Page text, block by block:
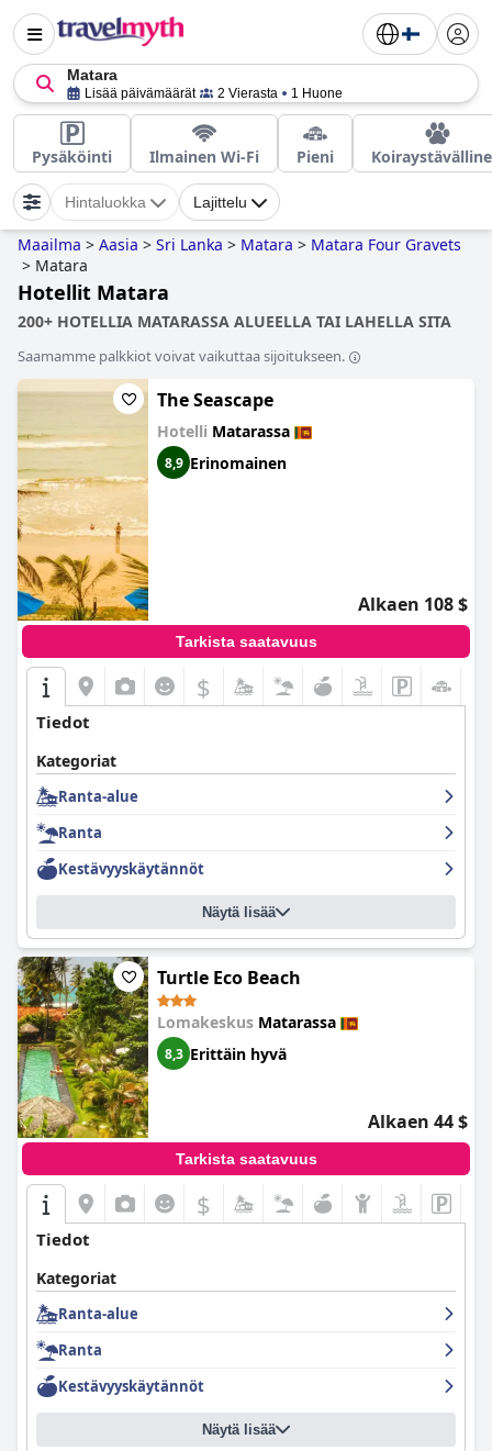
Matara
Lisää päivämäärät 2 Vierasta 1 Huone
Pysäköinti Ilmainen Wi-Fi Pieni
Hintaluokka Lajittelu
Maailma > Aasia > Sri Lanka > Matara > Matara Four Gravets
> Matara
Hotellit Matara
200+ HOTELLIA MATARASSA ALUEELLA TAI LAHELLA SITA
Saamamme palkkiot voivat vaikuttaa sijoitukseen.
The Seascape
Hotelli Matarassa
8,9 Erinomainen
Alkaen 108 $
Tarkista saatavuus
$
Tiedot
Kategoriat
Ranta-alue
Ranta
Kestävyyskäytännöt
Näytä lisää
Turtle Eco Beach
Lomakeskus Matarassa
8,3 Erittäin hyvä
Alkaen 44 $
Tarkista saatavuus
$
Tiedot
Kategoriat
Ranta-alue
Ranta
Kestävyyskäytännöt
Näytä lisää